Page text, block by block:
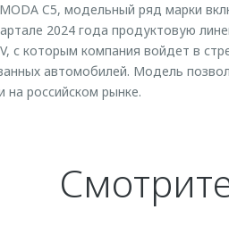
C5, модельный ряд марки
2024 года продуктовую
с которым компания войдет в
автомобилей. Модель
на российском рынке.